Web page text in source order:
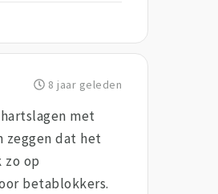
8 jaar geleden
met
zeggen dat het
zo op
betablokkers.